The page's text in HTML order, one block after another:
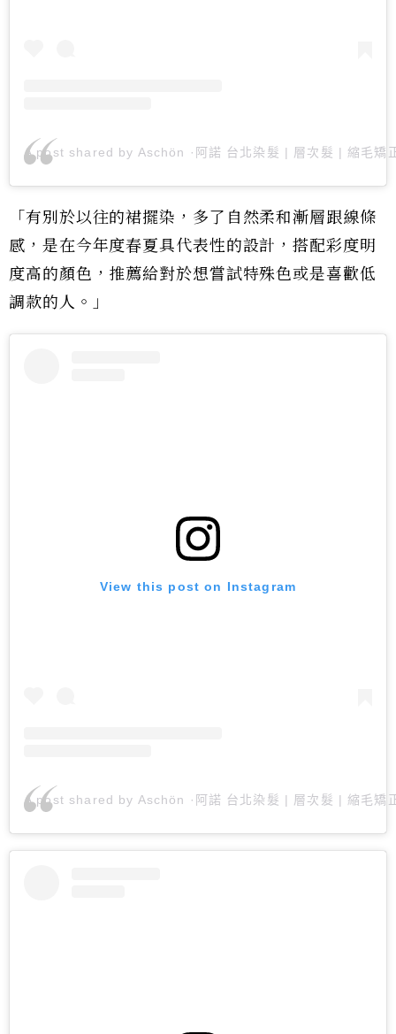
A post shared by Aschön ·阿諾 台北染髮 | 層次髮 | 縮毛矯
「有別於以往的裙擺染，多了自然柔和漸層跟線條
感，是在今年度春夏具代表性的設計，搭配彩度明
度高的顏色，推薦給對於想嘗試特殊色或是喜歡低
調款的人。」
View this post on Instagram
A post shared by Aschön ·阿諾 台北染髮 | 層次髮 | 縮毛矯